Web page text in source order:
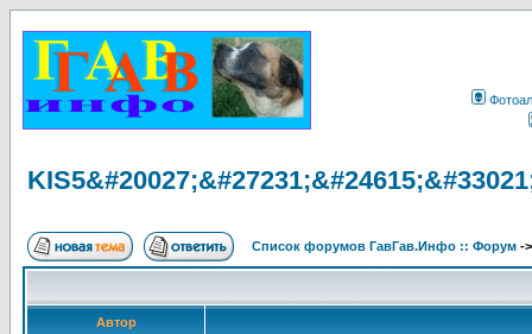
Список форумов ГавГав.Инфо :: Форум -
Автор